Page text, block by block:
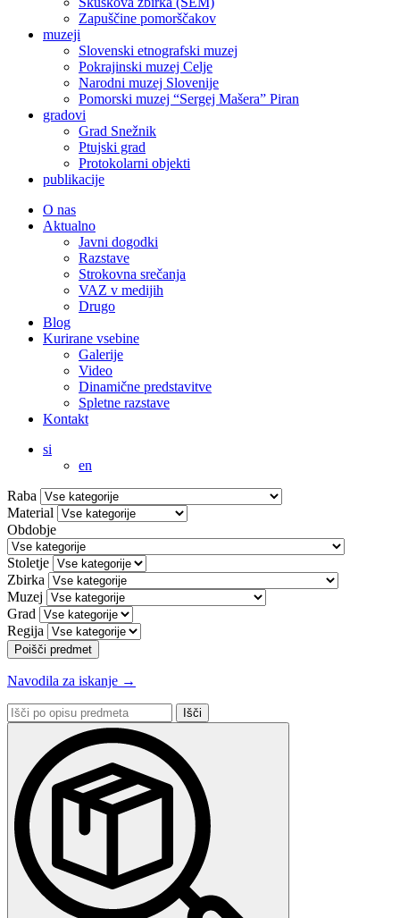
Zapuščine pomorščakov
muzeji
Slovenski etnografski muzej
Pokrajinski muzej Celje
Narodni muzej Slovenije
Pomorski muzej “Sergej Mašera” Piran
gradovi
Grad Snežnik
Ptujski grad
Protokolarni objekti
publikacije
O nas
Aktualno
Javni dogodki
Razstave
Strokovna srečanja
VAZ v medijih
Drugo
Blog
Kurirane vsebine
Galerije
Video
Dinamične predstavitve
Spletne razstave
Kontakt
si
en
Raba
Material
Obdobje
Stoletje
Zbirka
Muzej
Grad
Regija
Poišči predmet
Navodila za iskanje →
Išči
po
predmeta: